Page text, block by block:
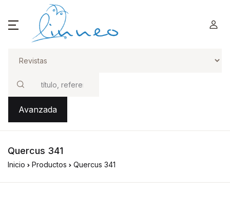
Buscar
Avanzada
Quercus 341
Inicio Productos Quercus 341